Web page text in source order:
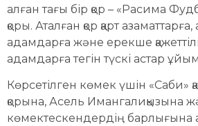
алған тағы бір қор – «Расима
қоры. Аталған қор қарт азаматтарға,
адамдарға және ерекше
адамдарға тегін түскі астар
Көрсетілген көмек үшін «Саби»
қорына, Асель Имангалиқызына
көмектескендердің